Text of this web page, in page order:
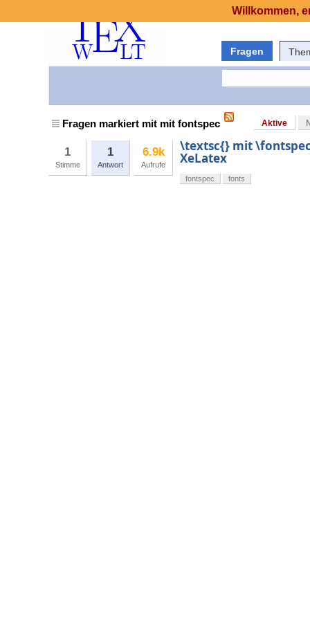
Fragen
Fragen markiert mit mit fontspec Aktive
1
Stimme
1
Antwort
6.9k
Aufrufe
\textsc{} mit
XeLatex
fontspec fonts
Willkommen,